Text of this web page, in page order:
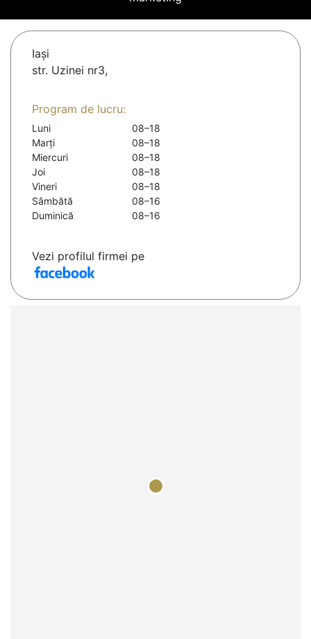
Iaşi
str. Uzinei nr3,
Program de lucru:
Luni
08–18
Marți
08–18
Miercuri
08–18
Joi
08–18
Vineri
08–18
Sâmbătă
08–16
Duminică
08–16
Vezi profilul firmei pe